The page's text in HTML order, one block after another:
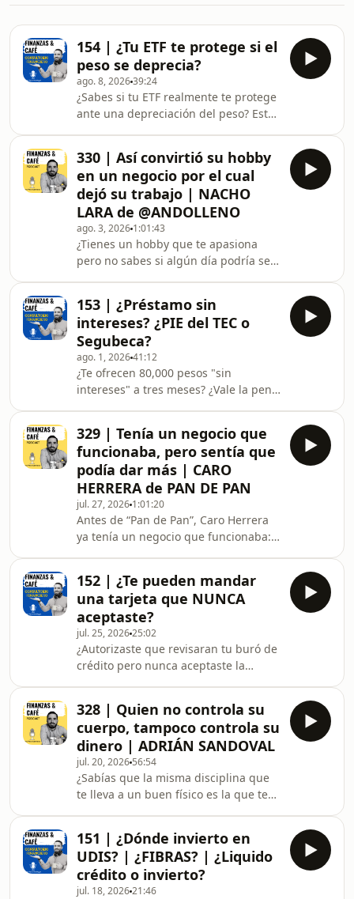
154 | ¿Tu ETF te protege si el
peso se deprecia?
ago. 8, 202639:24
¿Sabes si tu ETF realmente te protege
ante una depreciación del peso? Esta
WhatsApp y redes sociales, con casos
súper concretos de la comunidad.En
este episodio platicamos de:Por qué
un ETF en dólares (como SPYL)
protege más que uno con protección
cambiaria (como IVV PESO) si tu
horizonte es de largo plazoCómo
cambiar de agente de seg
330 | Así convirtió su hobby
en un negocio por el cual
dejó su trabajo | NACHO
LARA de @ANDOLLENO
ago. 3, 2026 1:01:43
¿Tienes un hobby que te apasiona
pero no sabes si algún día podría ser
de comida por puro gusto en 2019,
sin plan, sin equipo, sin saber editar.
Hoy tiene más de 600,000 seguidores
y vive de su contenido.En este
episodio platicamos:Cómo pasó de un
negocio familiar y una barbería
propia a apostarle de lleno a las
redesPor qué se ave
153 | ¿Préstamo sin
intereses? ¿PIE del TEC o
Segubeca?
ago. 1, 202641:12
¿Te ofrecen 80,000 pesos "sin
intereses" a tres meses? ¿Vale la pena
una segubeca? En este episodio de
Consultorio Financiero respondemos
las dudas reales de la comunidad de
Finanzas y Café.Esta semana
platicamos de:Qué hacer con un
préstamo de Plata sin intereses (y el
riesgo real detrás)Tec de Monterrey
vs. segubeca vs. Cetes: cómo pl
329 | Tenía un negocio que
funcionaba, pero sentía que
podía dar más | CARO
HERRERA de PAN DE PAN
jul. 27, 2026 1:01:20
Antes de “Pan de Pan”, Caro Herrera
ya tenía un negocio que funcionaba:
su cuenta. Le iba bien, estaba
cómoda... pero sentía que podía dar
más. Once años después, Pan de Pan
tiene cuatro sucursales en Monterrey,
y el camino hasta ahí no fue una línea
recta ni un golpe de suerte.LO QUE
APRENDERÁS DEL EPISODIO:Por qué
un negocio qu
152 | ¿Te pueden mandar
una tarjeta que NUNCA
aceptaste?
jul. 25, 202625:02
¿Autorizaste que revisaran tu buró de
crédito pero nunca aceptaste la
Financiero resolvemos tres dudas
reales de la comunidad de Finanzas y
Café.En este episodio platicamos
de:Qué hacer si te llega una tarjeta
de crédito que no pediste (y cuándo
usar Condusef)Por qué te preguntan
la compañía de tu línea telefónica al
tr
328 | Quien no controla su
cuerpo, tampoco controla su
dinero | ADRIÁN SANDOVAL
jul. 20, 2026 56:54
¿Sabías que la misma disciplina que
te lleva a un buen físico es la que te
Sandoval, campeón nacional de
fisicoculturismo natural (categoría
Classic) y 2° lugar mundial, con tan
solo 21 añosEn este episodio
151 | ¿Dónde invierto en
UDIS? | ¿FIBRAS? | ¿Liquido
crédito o invierto?
jul. 18, 202621:46